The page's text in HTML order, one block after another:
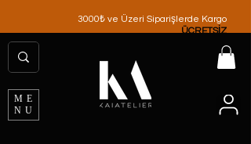
3000₺ ve Üzeri Siparişlerde Kargo
ÜCRETSİZ
ME
NU